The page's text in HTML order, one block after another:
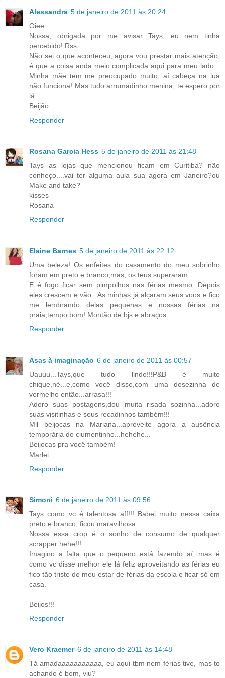
Alessandra 5 de janeiro de 2011 às 20:24
Oiee..
Nossa, obrigada por me avisar Tays, eu nem tinha
percebido! Rss
Não sei o que aconteceu, agora vou prestar mais atenção,
é que a coisa anda meio complicada aqui para meu lado...
Minha mãe tem me preocupado muito, aí cabeça na lua
não funciona! Mas tudo arrumadinho menina, te espero por
lá.
Beijão
Responder
Rosana Garcia Hess 5 de janeiro de 2011 às 21:48
Tays as lojas que mencionou ficam em Curitiba? não
conheço....vai ter alguma aula sua agora em Janeiro?ou
Make and take?
kisses
Rosana
Responder
Elaine Barnes 5 de janeiro de 2011 às 22:12
Uma beleza! Os enfeites do casamento do meu sobrinho
foram em preto e branco,mas, os teus superaram.
E é fogo ficar sem pimpolhos nas férias mesmo. Depois
eles crescem e vão...As minhas já alçaram seus voos e fico
me lembrando delas pequenas e nossas férias na
praia,tempo bom! Montão de bjs e abraços
Responder
Asas à imaginação 6 de janeiro de 2011 às 00:57
Uauuu...Tays,que tudo lindo!!!P&B é muito
chique,né...e,como você disse,com uma dosezinha de
vermelho então...arrasa!!!
Adoro suas postagens,dou muita risada sozinha...adoro
suas visitinhas e seus recadinhos também!!!
Mil beijocas na Mariana...aproveite agora a ausência
temporária do ciumentinho...hehehe...
Beijocas pra você também!
Marlei
Responder
Simoni 6 de janeiro de 2011 às 09:56
Tays como vc é talentosa aff!!! Babei muito nessa caixa
preto e branco, ficou maravilhosa.
Nossa essa crop é o sonho de consumo de qualquer
scrapper hehe!!!
Imagino a falta que o pequeno está fazendo aí, mas é
como vc disse melhor ele lá feliz aproveitando as férias eu
fico tão triste do meu estar de férias da escola e ficar só em
casa.
Beijos!!!
Responder
Vero Kraemer 6 de janeiro de 2011 às 14:48
Tá amadaaaaaaaaaaa, eu aqui tbm nem férias tive, mas to
achando é bom, viu?